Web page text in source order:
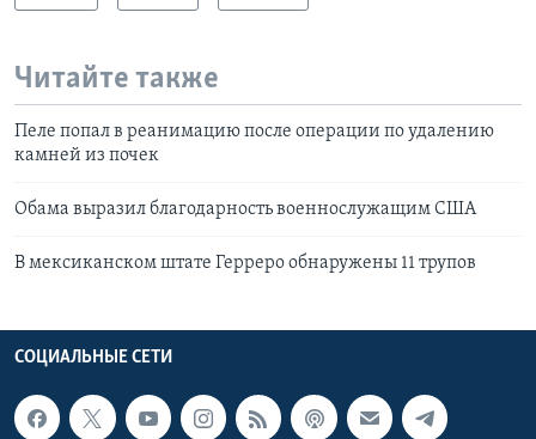
Читайте также
Пеле попал в реанимацию после операции по удалению
камней из почек
Обама выразил благодарность военнослужащим США
В мексиканском штате Герреро обнаружены 11 трупов
СОЦИАЛЬНЫЕ СЕТИ